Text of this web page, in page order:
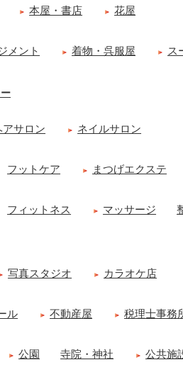
本屋・書店 花屋
メント 着物・呉服屋 ス
サロン ネイルサロン
フットケア まつげエクステ
フィットネス マッサージ
写真スタジオ カラオケ店
ル 不動産屋 税理士事務
公園 寺院・神社 公共施